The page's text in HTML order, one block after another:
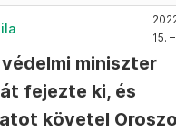
15.
miniszter
fejezte ki, és
követel